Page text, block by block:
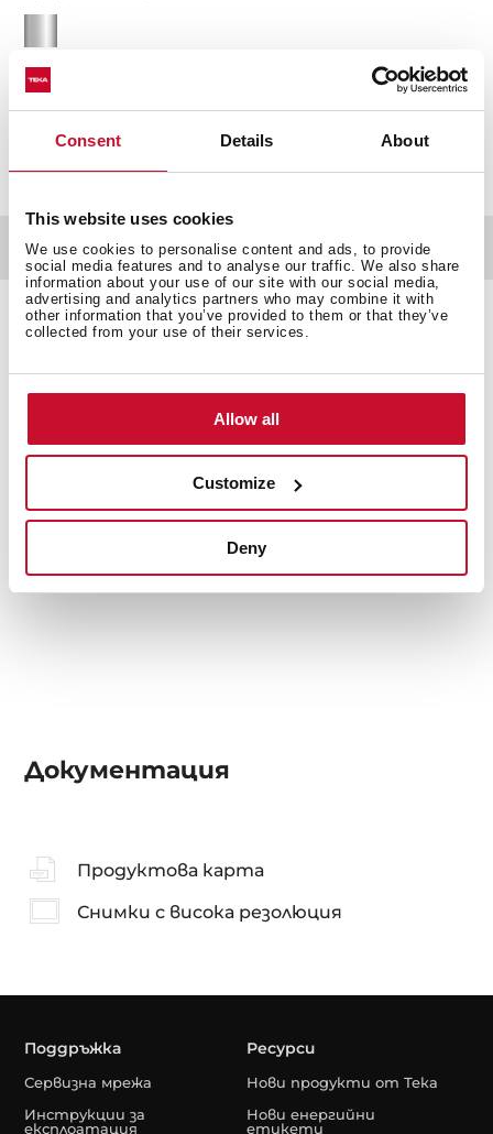
Consent Details About
This website uses cookies
We use cookies to personalise content and ads, to provide
social media features and to analyse our traffic. We also share
information about your use of our site with our social media,
advertising and analytics partners who may combine it with
other information that you’ve provided to them or that they’ve
collected from your use of their services.
Allow all
Customize
Deny
50,62 евро с ДДС
Документация
Рамо за душ
Материал: месинг
Покритие: хром
Дължина: 40 см / R 22 мм
Резба 1/2"
Документация
Продуктова карта
Снимки с висока резолюция
Поддръжка
Сервизна мрежа
Инструкции за
експлоатация
Ресурси
Нови продукти от Тека
Нови енергийни
етикети